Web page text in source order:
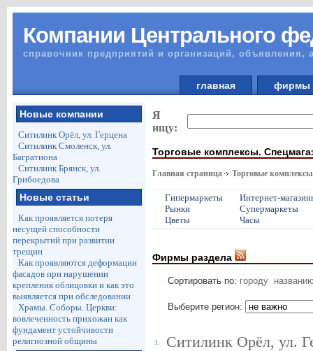
Компании Центрального
справочник предприятий и организаций, объявления,
главная
Новые компании
Ситилинк Орёл, ул. Герцена
Ситилинк Смоленск, ул.
Багратиона
Ситилинк Брянск, ул.
Грибоедова
Новые статьи
Как проявляется потеря
несущей способности
перекрытий при развитии
трещин
Как проявляются деформации
фасадов при нарушении
крепления облицовки и как это
выявляется при обследовании
Храмы. Соборы. Церкви:
вовлеченность прихожан как
фундамент устойчивости
религиозной общины
Я
ищу:
Торговые комплексы.
Главная страница Торговые
Гипермаркеты
Интернет-
Рынки
Супермаркеты
Цветы
Часы
Фирмы раздела
Сортировать по: городу
Выберите регион:
1. Ситилинк Орёл, ул.